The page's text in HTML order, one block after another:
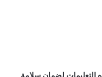
لضمان سلامة